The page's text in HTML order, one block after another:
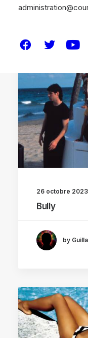
26 octobre 2023
Bully
by